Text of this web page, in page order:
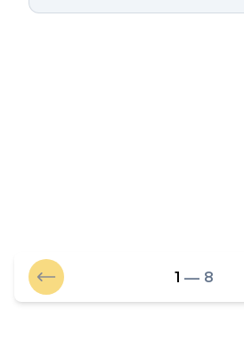
Aller au slide précédent
1 — 8